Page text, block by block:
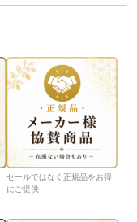
セールではなく正規品をお得
にご提供